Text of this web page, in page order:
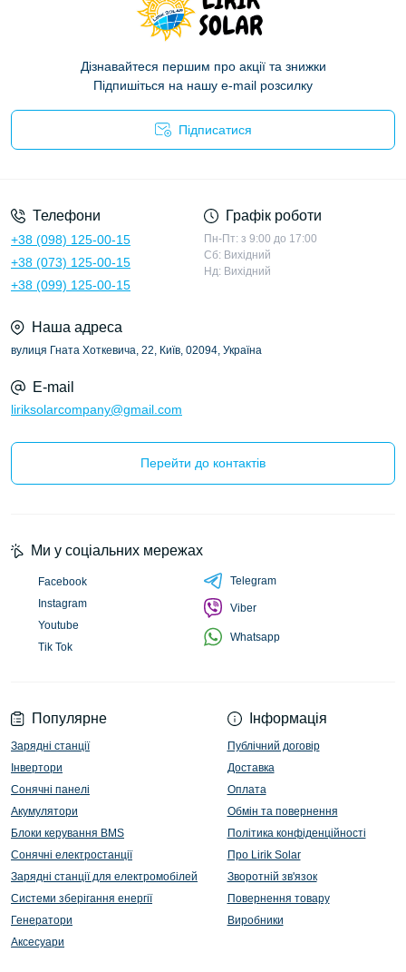
Дізнавайтеся першим про акції та знижки
Підпишіться на нашу e-mail розсилку
Підписатися
Телефони
+38 (098) 125-00-15
+38 (073) 125-00-15
+38 (099) 125-00-15
Графік роботи
Пн-Пт: з 9:00 до 17:00
Сб: Вихідний
Нд: Вихідний
Наша адреса
вулиця Гната Хоткевича, 22, Київ, 02094, Україна
E-mail
liriksolarcompany@gmail.com
Перейти до контактів
Популярне
Зарядні станції
Інвертори
Сонячні панелі
Акумулятори
Блоки керування BMS
Сонячні електростанції
Зарядні станції для електромобілей
Системи зберігання енергії
Генератори
Аксесуари
Інформація
Публічний договір
Доставка
Оплата
Обмін та повернення
Політика конфіденційності
Про Lirik Solar
Зворотній зв'язок
Повернення товару
Виробники
Ми у соціальних мережах
Facebook
Instagram
Youtube
Tik Tok
Telegram
Viber
Whatsapp